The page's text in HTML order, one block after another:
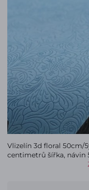
Vlizelín 3d floral 50cm/
centimetrů šířka, návin